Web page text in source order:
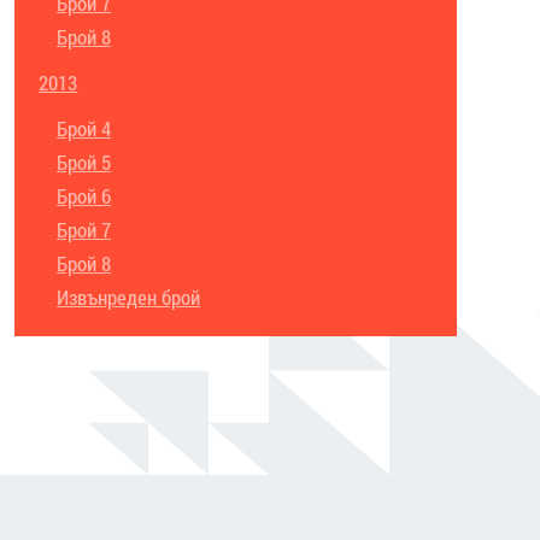
Брой 8
2013
Брой 4
Брой 5
Брой 6
Брой 7
Брой 8
Извънреден брой